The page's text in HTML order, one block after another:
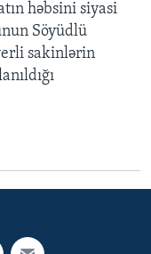
həbsini siyasi
Söyüdlü
sakinlərin